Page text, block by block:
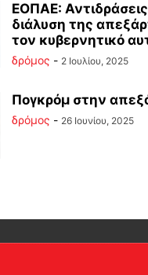
ΕΟΠΑΕ: Αντιδράσεις
διάλυση της
τον κυβερνητικό
δρόμος - 2 Ιουλίου, 2025
Πογκρόμ στην
δρόμος - 26 Ιουνίου, 2025